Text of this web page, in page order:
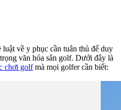
về y phục cần tuân thủ để duy
văn hóa sân golf. Dưới đây là
chơi golfmà mọi golfer cần biết: